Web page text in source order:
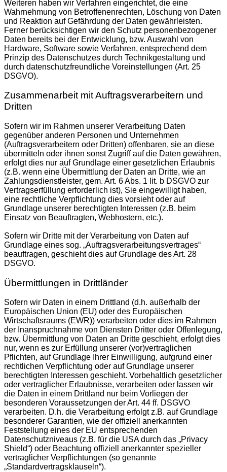
Weiteren haben wir Verfahren eingerichtet, die eine
Wahrnehmung von Betroffenenrechten, Löschung von Daten
und Reaktion auf Gefährdung der Daten gewährleisten.
Ferner berücksichtigen wir den Schutz personenbezogener
Daten bereits bei der Entwicklung, bzw. Auswahl von
Hardware, Software sowie Verfahren, entsprechend dem
Prinzip des Datenschutzes durch Technikgestaltung und
durch datenschutzfreundliche Voreinstellungen (Art. 25
DSGVO).
Zusammenarbeit mit Auftragsverarbeitern und
Dritten
Sofern wir im Rahmen unserer Verarbeitung Daten
gegenüber anderen Personen und Unternehmen
(Auftragsverarbeitern oder Dritten) offenbaren, sie an diese
übermitteln oder ihnen sonst Zugriff auf die Daten gewähren,
erfolgt dies nur auf Grundlage einer gesetzlichen Erlaubnis
(z.B. wenn eine Übermittlung der Daten an Dritte, wie an
Zahlungsdienstleister, gem. Art. 6 Abs. 1 lit. b DSGVO zur
Vertragserfüllung erforderlich ist), Sie eingewilligt haben,
eine rechtliche Verpflichtung dies vorsieht oder auf
Grundlage unserer berechtigten Interessen (z.B. beim
Einsatz von Beauftragten, Webhostern, etc.).
Sofern wir Dritte mit der Verarbeitung von Daten auf
Grundlage eines sog. „Auftragsverarbeitungsvertrages“
beauftragen, geschieht dies auf Grundlage des Art. 28
DSGVO.
Übermittlungen in Drittländer
Sofern wir Daten in einem Drittland (d.h. außerhalb der
Europäischen Union (EU) oder des Europäischen
Wirtschaftsraums (EWR)) verarbeiten oder dies im Rahmen
der Inanspruchnahme von Diensten Dritter oder Offenlegung,
bzw. Übermittlung von Daten an Dritte geschieht, erfolgt dies
nur, wenn es zur Erfüllung unserer (vor)vertraglichen
Pflichten, auf Grundlage Ihrer Einwilligung, aufgrund einer
rechtlichen Verpflichtung oder auf Grundlage unserer
berechtigten Interessen geschieht. Vorbehaltlich gesetzlicher
oder vertraglicher Erlaubnisse, verarbeiten oder lassen wir
die Daten in einem Drittland nur beim Vorliegen der
besonderen Voraussetzungen der Art. 44 ff. DSGVO
verarbeiten. D.h. die Verarbeitung erfolgt z.B. auf Grundlage
besonderer Garantien, wie der offiziell anerkannten
Feststellung eines der EU entsprechenden
Datenschutzniveaus (z.B. für die USA durch das „Privacy
Shield“) oder Beachtung offiziell anerkannter spezieller
vertraglicher Verpflichtungen (so genannte
„Standardvertragsklauseln“).